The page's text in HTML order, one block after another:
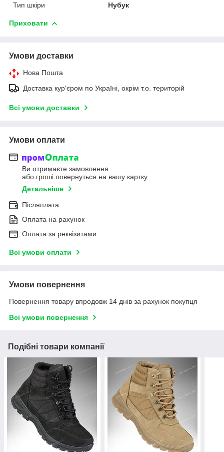
Тип шкіри
Нубук
Приховати
Умови доставки
Нова Пошта
Доставка кур'єром по Україні, окрім т.о. територій
Всі умови доставки
Умови оплати
Ви отримаєте замовлення
або гроші повернуться на вашу картку
Детальніше
Післяплата
Оплата на рахунок
Оплата за реквізитами
Всі умови оплати
Умови повернення
Повернення товару впродовж 14 днів за рахунок покупця
Всі умови повернення
Подібні товари компанії